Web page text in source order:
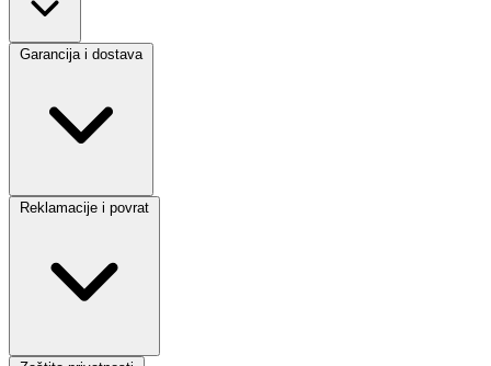
Garancija i dostava
Reklamacije i povrat